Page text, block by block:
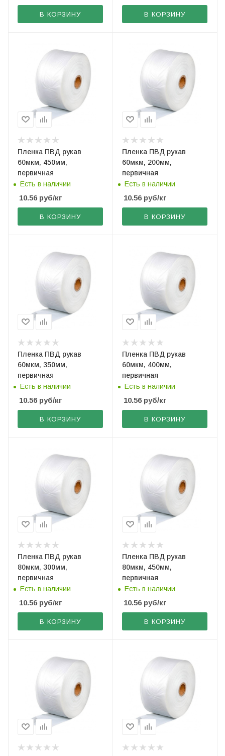
В КОРЗИНУ В КОРЗИНУ
Пленка ПВД рукав
60мкм, 450мм,
первичная
Есть в наличии
10.56 руб/кг
В КОРЗИНУ
Пленка ПВД рукав
60мкм, 200мм,
первичная
Есть в наличии
10.56 руб/кг
В КОРЗИНУ
Пленка ПВД рукав
60мкм, 350мм,
первичная
Есть в наличии
10.56 руб/кг
В КОРЗИНУ
Пленка ПВД рукав
60мкм, 400мм,
первичная
Есть в наличии
10.56 руб/кг
В КОРЗИНУ
Пленка ПВД рукав
80мкм, 300мм,
первичная
Есть в наличии
10.56 руб/кг
В КОРЗИНУ
Пленка ПВД рукав
80мкм, 450мм,
первичная
Есть в наличии
10.56 руб/кг
В КОРЗИНУ